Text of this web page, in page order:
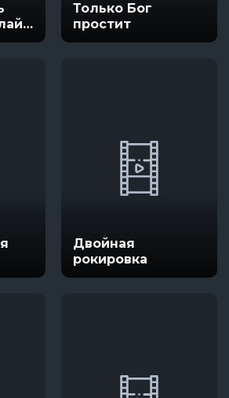
Только Бог
простит
Двойная
рокировка